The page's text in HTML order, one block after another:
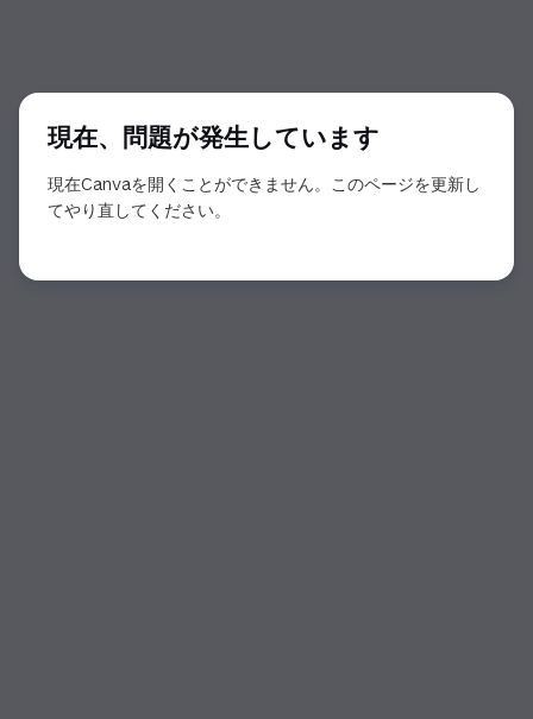
現在、問題が発生しています
現在Canvaを開くことができません。このページを更新し
てやり直してください。